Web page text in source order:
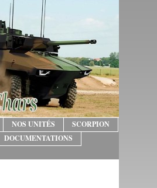
NOS UNITÉS
SCORPION
DOCUMENTATIONS